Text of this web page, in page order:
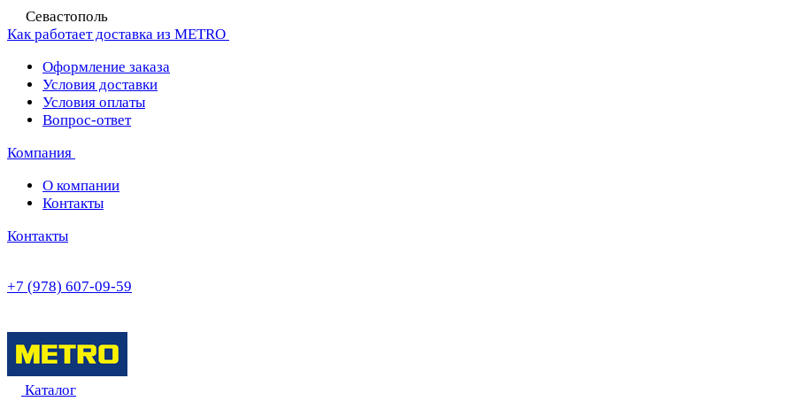
Севастополь
Как работает доставка из METRO
Оформление заказа
Условия доставки
Условия оплаты
Вопрос-ответ
Компания
О компании
Контакты
Контакты
+7 (978) 607-09-59
Каталог